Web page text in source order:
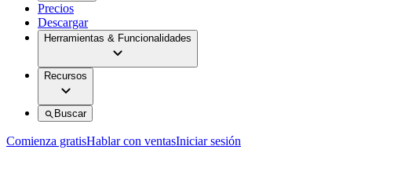
Precios
Descargar
Herramientas & Funcionalidades
Recursos
Buscar
Comienza gratisHablar con ventasIniciar sesión